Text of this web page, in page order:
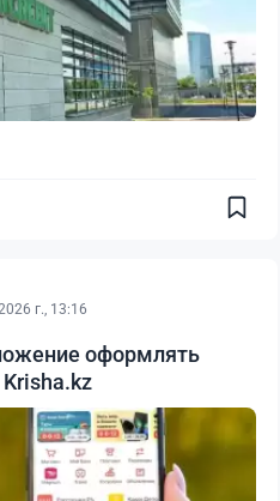
г., 13:16
оформлять
Krisha.kz